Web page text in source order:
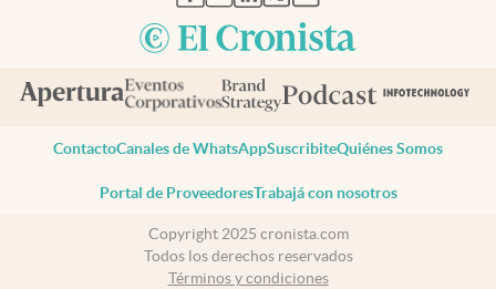
ContactoCanales de WhatsAppSuscribiteQuiénes Somos
Portal de ProveedoresTrabajá con nosotros
Copyright 2025 cronista.com
Todos los derechos reservados
Términos y condiciones